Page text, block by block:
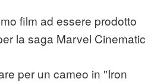
film ad essere prodotto
la saga Marvel Cinematic
per un cameo in "Iron